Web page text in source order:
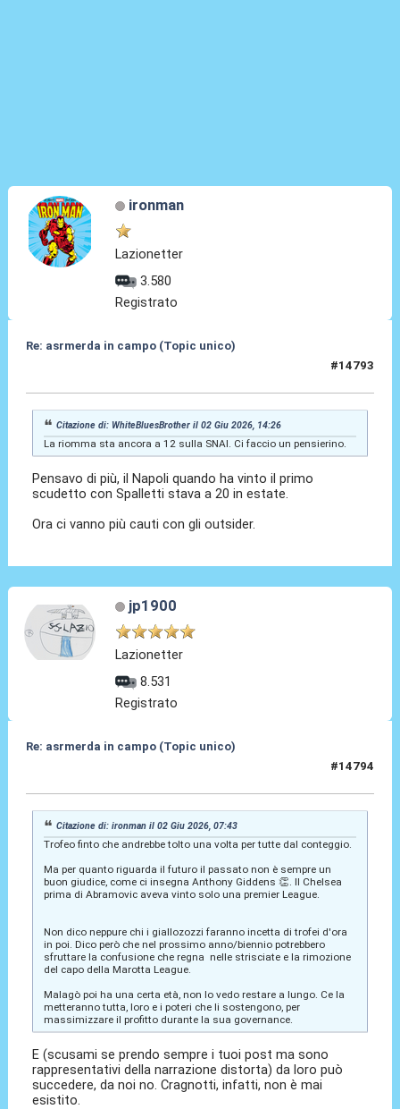
ironman
Lazionetter
3.580
Registrato
Re: asrmerda in campo (Topic unico)
#14793
Citazione di: WhiteBluesBrother il 02 Giu 2026, 14:26
La riomma sta ancora a 12 sulla SNAI. Ci faccio un pensierino.
Pensavo di più, il Napoli quando ha vinto il primo
scudetto con Spalletti stava a 20 in estate.
Ora ci vanno più cauti con gli outsider.
jp1900
Lazionetter
8.531
Registrato
Re: asrmerda in campo (Topic unico)
#14794
Citazione di: ironman il 02 Giu 2026, 07:43
Trofeo finto che andrebbe tolto una volta per tutte dal conteggio.
Ma per quanto riguarda il futuro il passato non è sempre un
buon giudice, come ci insegna Anthony Giddens 👏. Il Chelsea
prima di Abramovic aveva vinto solo una premier League.
Non dico neppure chi i giallozozzi faranno incetta di trofei d'ora
in poi. Dico però che nel prossimo anno/biennio potrebbero
sfruttare la confusione che regna nelle strisciate e la rimozione
del capo della Marotta League.
Malagò poi ha una certa età, non lo vedo restare a lungo. Ce la
metteranno tutta, loro e i poteri che li sostengono, per
massimizzare il profitto durante la sua governance.
E (scusami se prendo sempre i tuoi post ma sono
rappresentativi della narrazione distorta) da loro può
succedere, da noi no. Cragnotti, infatti, non è mai
esistito.